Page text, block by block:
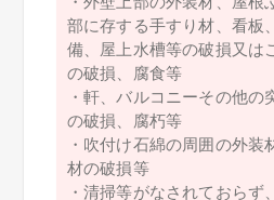
部に存する手すり材、看板
備、屋上水槽等の破損又は
の破損、腐食等
・軒、バルコニーその他の
の破損、腐朽等
・吹付け石綿の周囲の外装
材の破損等
・清掃等がなされておらず